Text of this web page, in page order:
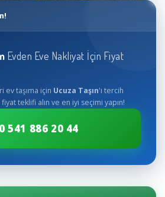
Evden Eve Nakliyat İçin Fiyat
ev taşıma için Ucuza Taşın'ı tercih
teklifi alın ve en iyi seçimi yapın!
541 886 20 44